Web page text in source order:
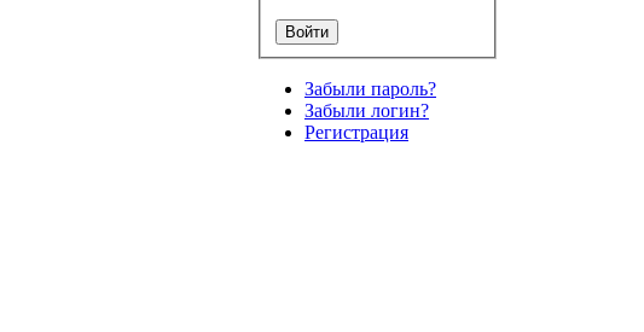
Забыли пароль?
Забыли логин?
Регистрация